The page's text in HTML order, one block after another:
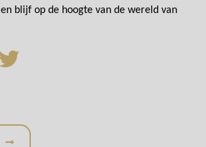
en blijf op de hoogte van de wereld van